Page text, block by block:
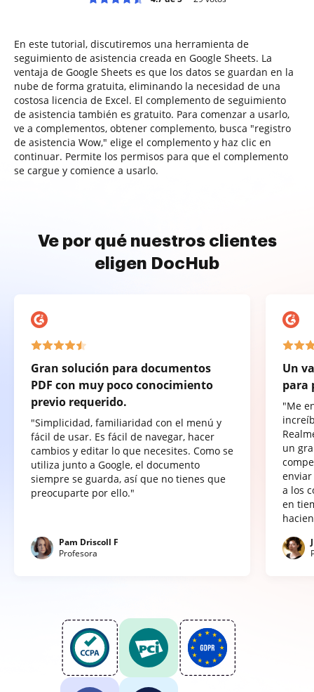
En este tutorial, discutiremos una herramienta de
seguimiento de asistencia creada en Google Sheets. La
ventaja de Google Sheets es que los datos se guardan en la
nube de forma gratuita, eliminando la necesidad de una
costosa licencia de Excel. El complemento de seguimiento
de asistencia también es gratuito. Para comenzar a usarlo,
ve a complementos, obtener complemento, busca "registro
de asistencia Wow," elige el complemento y haz clic en
continuar. Permite los permisos para que el complemento
se cargue y comience a usarlo.
Ve por qué nuestros clientes
eligen DocHub
Gran solución para documentos
PDF con muy poco conocimiento
previo requerido.
"Simplicidad, familiaridad con el menú y
fácil de usar. Es fácil de navegar, hacer
cambios y editar lo que necesites. Como se
utiliza junto a Google, el documento
siempre se guarda, así que no tienes que
preocuparte por ello."
Pam Driscoll F
Profesora
Un
para
"Me
un
a los
en